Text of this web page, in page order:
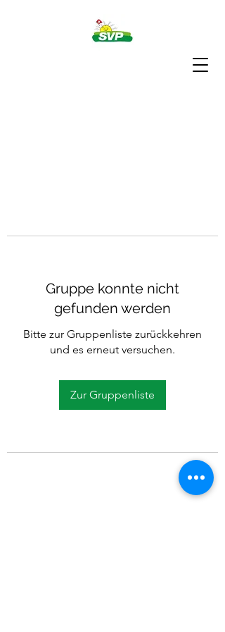
Gruppe konnte nicht
gefunden werden
Bitte zur Gruppenliste zurückkehren
und es erneut versuchen.
Zur Gruppenliste